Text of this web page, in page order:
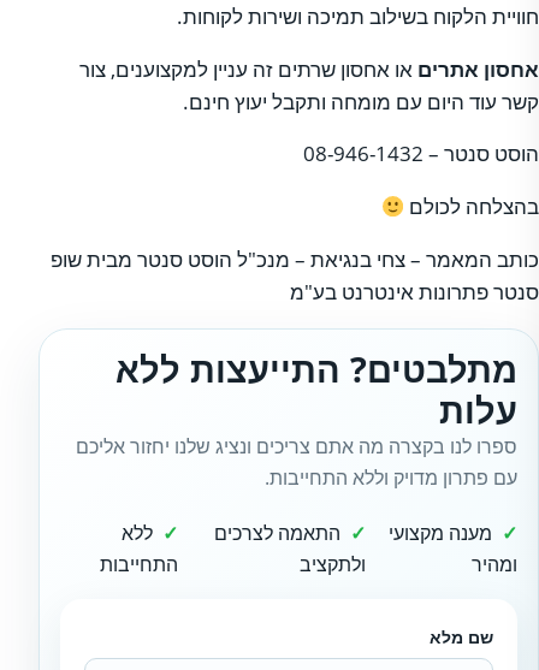
חוויית הלקוח בשילוב תמיכה ושירות לקוחות.
אחסון אתרים או אחסון שרתים זה עניין למקצוענים, צור
קשר עוד היום עם מומחה ותקבל יעוץ חינם.
הוסט סנטר – 08-946-1432
בהצלחה לכולם
כותב המאמר – צחי בנגיאת – מנכ"ל הוסט סנטר מבית שופ
סנטר פתרונות אינטרנט בע"מ
מתלבטים? התייעצות ללא
עלות
ספרו לנו בקצרה מה אתם צריכים ונציג שלנו יחזור אליכם
עם פתרון מדויק וללא התחייבות.
מענה מקצועי
ומהיר
התאמה לצרכים
ולתקציב
ללא
התחייבות
שם מלא